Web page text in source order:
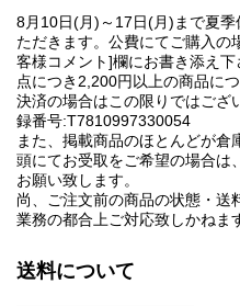
8月10日(月)～17日(月)まで夏
ただきます。公費にてご購入の
客様コメント]欄にお書き添え
点につき2,200円以上の商品に
決済の場合はこの限りではござ
録番号:T7810997330054
また、掲載商品のほとんどが
頭にてお受取をご希望の場合は
お願い致します。
尚、ご注文前の商品の状態・送
業務の都合上ご対応致しかねま
送料について